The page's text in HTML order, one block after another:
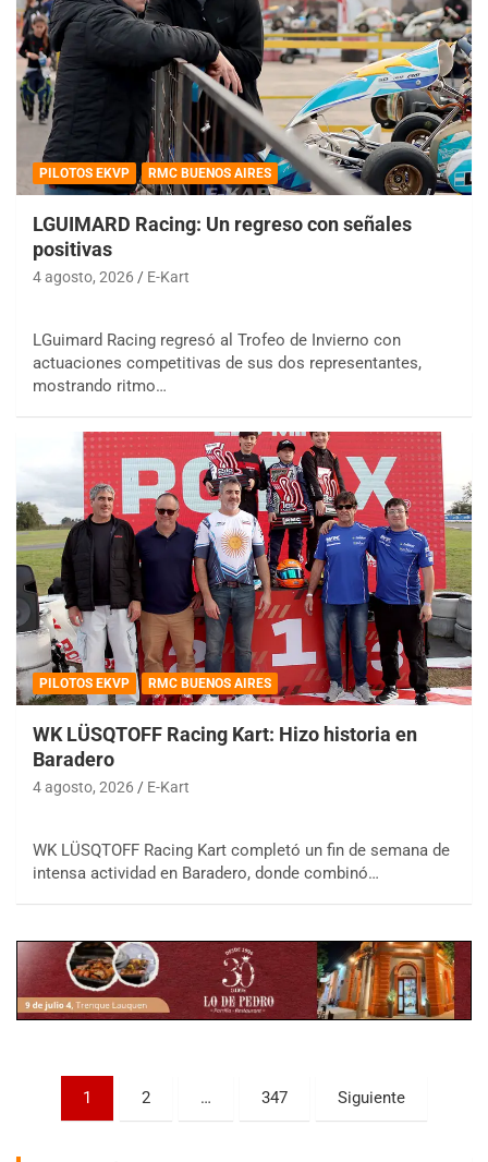
PILOTOS EKVP RMC BUENOS AIRES
LGUIMARD Racing: Un regreso con señales
positivas
4 agosto, 2026 E-Kart
LGuimard Racing regresó al Trofeo de Invierno con
actuaciones competitivas de sus dos representantes,
mostrando ritmo…
PILOTOS EKVP RMC BUENOS AIRES
WK LÜSQTOFF Racing Kart: Hizo historia en
Baradero
4 agosto, 2026 E-Kart
WK LÜSQTOFF Racing Kart completó un fin de semana de
intensa actividad en Baradero, donde combinó…
Paginación
1 2 … 347 Siguiente
IAME SERIES ARGENTINA 6
KDO - F6
Ciudad de Trenque Lauquen (Asfalto)
Trenque Lauquen (Buenos Aires)
Villaguay (Entre Ríos)
VICTORIENSE - F7